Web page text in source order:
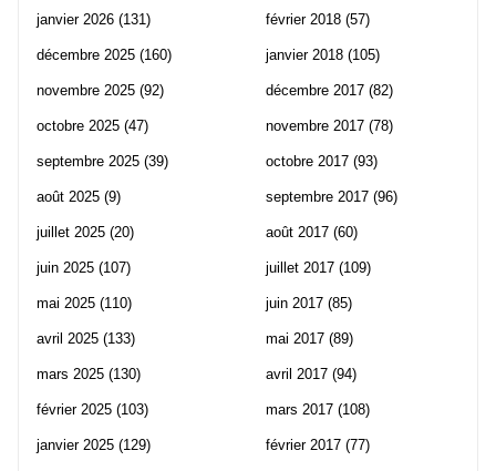
janvier 2026 (131)
décembre 2025 (160)
novembre 2025 (92)
octobre 2025 (47)
septembre 2025 (39)
août 2025 (9)
juillet 2025 (20)
juin 2025 (107)
mai 2025 (110)
avril 2025 (133)
mars 2025 (130)
février 2025 (103)
janvier 2025 (129)
février 2018 (57)
janvier 2018 (105)
décembre 2017 (82)
novembre 2017 (78)
octobre 2017 (93)
septembre 2017 (96)
août 2017 (60)
juillet 2017 (109)
juin 2017 (85)
mai 2017 (89)
avril 2017 (94)
mars 2017 (108)
février 2017 (77)